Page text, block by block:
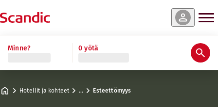
Minne? 0 yötä
Hotellit ja kohteet … Esteettömyys